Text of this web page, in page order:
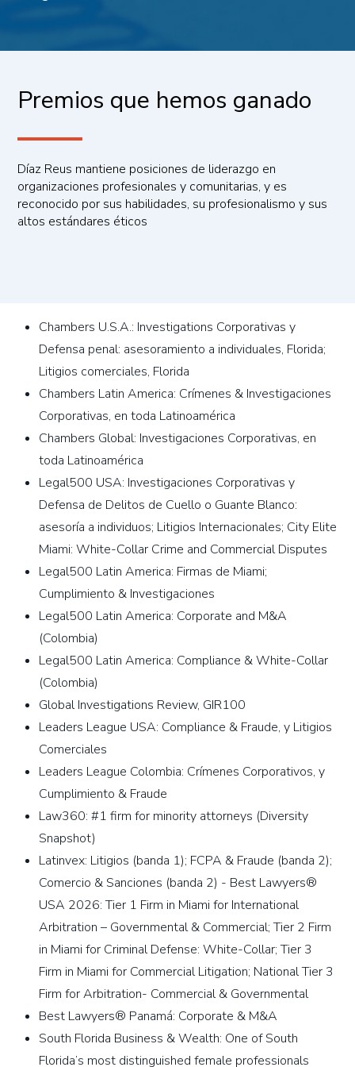
Premios que hemos ganado
Díaz Reus mantiene posiciones de liderazgo en
organizaciones profesionales y comunitarias, y es
reconocido por sus habilidades, su profesionalismo y sus
altos estándares éticos
Chambers U.S.A.: Investigations Corporativas y
Defensa penal: asesoramiento a individuales, Florida;
Litigios comerciales, Florida
Chambers Latin America: Crímenes & Investigaciones
Corporativas, en toda Latinoamérica
Chambers Global: Investigaciones Corporativas, en
toda Latinoamérica
Legal500 USA: Investigaciones Corporativas y
Defensa de Delitos de Cuello o Guante Blanco:
asesoría a individuos; Litigios Internacionales; City Elite
Miami: White-Collar Crime and Commercial Disputes
Legal500 Latin America: Firmas de Miami;
Cumplimiento & Investigaciones
Legal500 Latin America: Corporate and M&A
(Colombia)
Legal500 Latin America: Compliance & White-Collar
(Colombia)
Global Investigations Review, GIR100
Leaders League USA: Compliance & Fraude, y Litigios
Comerciales
Leaders League Colombia: Crímenes Corporativos, y
Cumplimiento & Fraude
Law360: #1 firm for minority attorneys (Diversity
Snapshot)
Latinvex: Litigios (banda 1); FCPA & Fraude (banda 2);
Comercio & Sanciones (banda 2) - Best Lawyers®
USA 2026: Tier 1 Firm in Miami for International
Arbitration – Governmental & Commercial; Tier 2 Firm
in Miami for Criminal Defense: White-Collar; Tier 3
Firm in Miami for Commercial Litigation; National Tier 3
Firm for Arbitration- Commercial & Governmental
Best Lawyers® Panamá: Corporate & M&A
South Florida Business & Wealth: One of South
Florida’s most distinguished female professionals